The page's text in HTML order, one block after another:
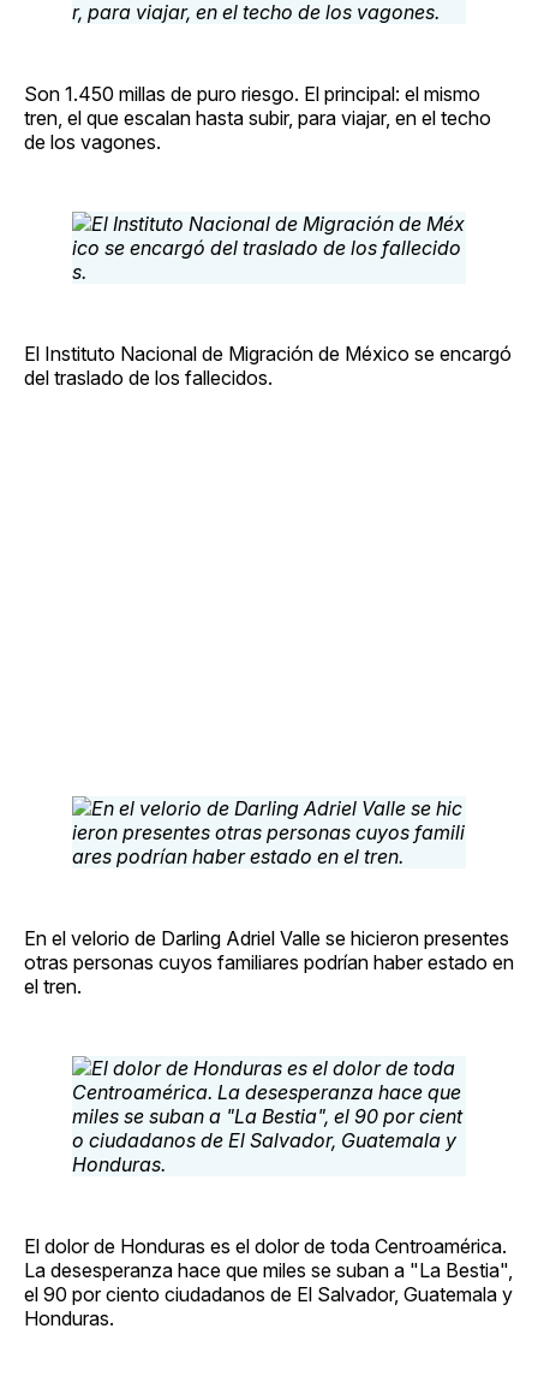
Son 1.450 millas de puro riesgo. El principal: el mismo
tren, el que escalan hasta subir, para viajar, en el techo
de los vagones.
El Instituto Nacional de Migración de México se encargó
del traslado de los fallecidos.
En el velorio de Darling Adriel Valle se hicieron presentes
otras personas cuyos familiares podrían haber estado en
el tren.
El dolor de Honduras es el dolor de toda Centroamérica.
La desesperanza hace que miles se suban a "La Bestia",
el 90 por ciento ciudadanos de El Salvador, Guatemala y
Honduras.